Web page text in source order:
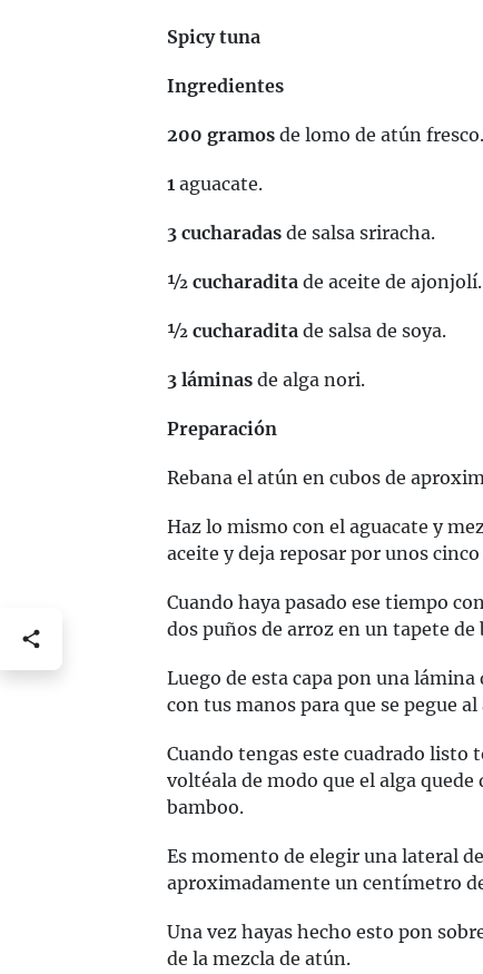
Spicy tuna
Ingredientes
200 gramos de lomo de atún fresco.
1 aguacate.
3 cucharadas de salsa sriracha.
½ cucharadita de aceite de ajonjolí.
½ cucharadita de salsa de soya.
3 láminas de alga nori.
Preparación
Rebana el atún en cubos de
Haz lo mismo con el aguacate y
aceite y deja reposar por unos
Cuando haya pasado ese tiempo
dos puños de arroz en un tapete
Luego de esta capa pon una
con tus manos para que se pegue
Cuando tengas este cuadrado listo
voltéala de modo que el alga
bamboo.
Es momento de elegir una lateral
aproximadamente un centímetro
Una vez hayas hecho esto pon
de la mezcla de atún.